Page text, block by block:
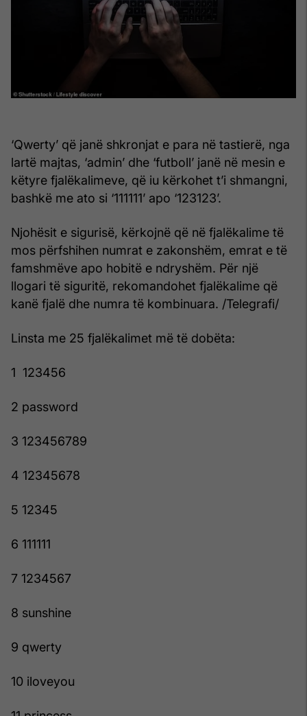
‘Qwerty’ që janë shkronjat e para në tastierë, nga
lartë majtas, ‘admin’ dhe ‘futboll’ janë në mesin e
këtyre fjalëkalimeve, që iu kërkohet t’i shmangni,
bashkë me ato si ‘111111’ apo ‘123123’.
Njohësit e sigurisë, kërkojnë që në fjalëkalime të
mos përfshihen numrat e zakonshëm, emrat e të
famshmëve apo hobitë e ndryshëm. Për një
llogari të siguritë, rekomandohet fjalëkalime që
kanë fjalë dhe numra të kombinuara. /Telegrafi/
Linsta me 25 fjalëkalimet më të dobëta:
1 123456
2 password
3 123456789
4 12345678
5 12345
6 111111
7 1234567
8 sunshine
9 qwerty
10 iloveyou